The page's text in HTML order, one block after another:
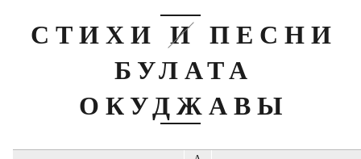
СТИХИ И ПЕСНИ
БУЛАТА
ОКУДЖАВЫ